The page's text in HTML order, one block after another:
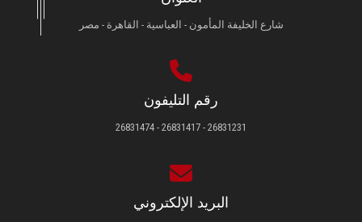
شارع الخليفة المأمون - العباسية - القاهرة - مصر
رقم التليفون
26831231 - 26831417 - 26831474
البريد الإلكتروني